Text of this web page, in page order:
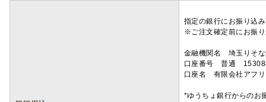
指定の銀行にお振り込
※ご注文確定前にお振
金融機関名 埼玉りそ
口座番号 普通
口座名 有限会社アフ
*ゆうちょ銀行からのお